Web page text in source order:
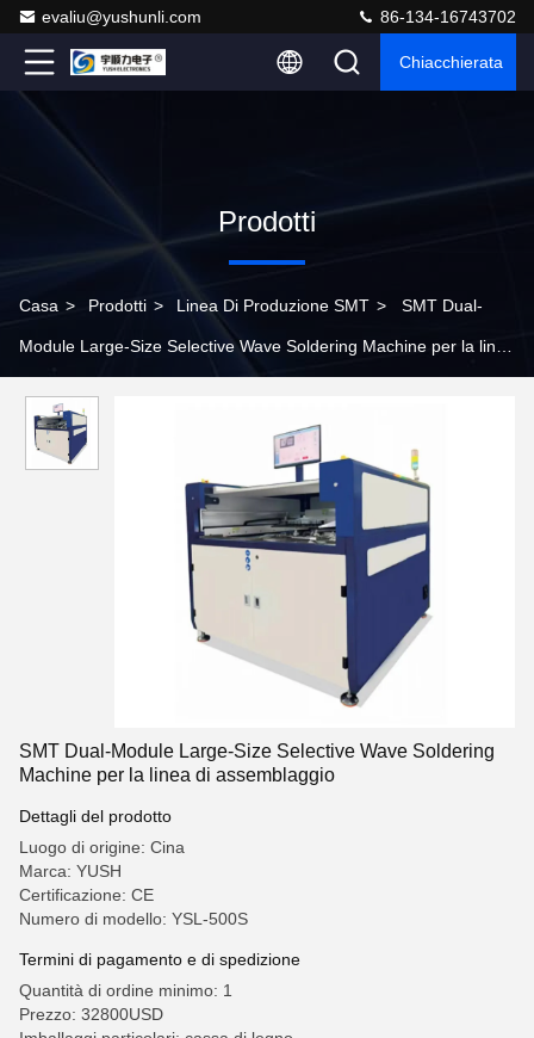
evaliu@yushunli.com 86-134-16743702
Chiacchierata
Prodotti
Casa > Prodotti > Linea Di Produzione SMT > SMT Dual-
Module Large-Size Selective Wave Soldering Machine per la linea
SMT Dual-Module Large-Size Selective Wave Soldering
Machine per la linea di assemblaggio
Dettagli del prodotto
Luogo di origine: Cina
Marca: YUSH
Certificazione: CE
Numero di modello: YSL-500S
Termini di pagamento e di spedizione
Quantità di ordine minimo: 1
Prezzo: 32800USD